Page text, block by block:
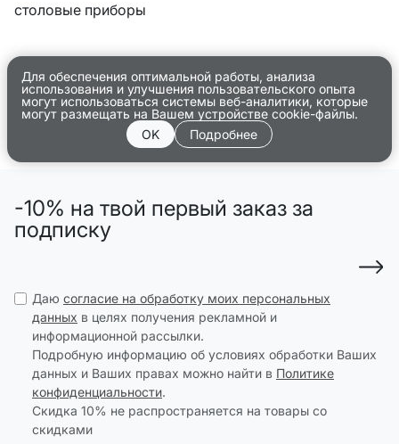
столовые приборы
Для обеспечения оптимальной работы, анализа
использования и улучшения пользовательского опыта
могут использоваться системы веб-аналитики, которые
могут размещать на Вашем устройстве cookie-файлы.
OK
Подробнее
-10% на твой первый заказ за
подписку
Даю согласие на обработку моих персональных
данных в целях получения рекламной и
информационной рассылки.
Подробную информацию об условиях обработки Ваших
данных и Ваших правах можно найти в Политике
конфиденциальности.
Скидка 10% не распространяется на товары со
скидками